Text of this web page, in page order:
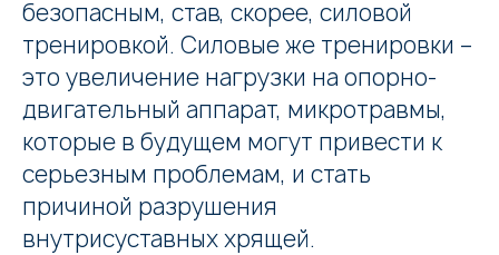
безопасным, став, скорее, силовой
тренировкой. Силовые же тренировки –
это увеличение нагрузки на опорно-
двигательный аппарат, микротравмы,
которые в будущем могут привести к
серьезным проблемам, и стать
причиной разрушения
внутрисуставных хрящей.